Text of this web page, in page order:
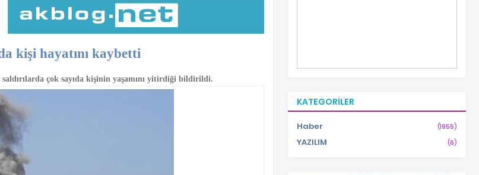
kişi hayatını kaybetti
çok sayıda kişinin yaşamını yitirdiği bildirildi.
KATEGORILER
Haber (1955)
YAZILIM (6)